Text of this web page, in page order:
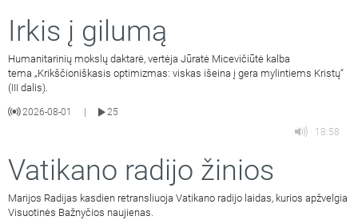
Irkis į gilumą
Humanitarinių mokslų daktarė, vertėja Jūratė Micevičiūtė kalba
tema „Krikščioniškasis optimizmas: viskas išeina į gera mylintiems Kristų“
(III dalis).
2026-08-01
25
18:58
Vatikano radijo žinios
Marijos Radijas kasdien retransliuoja Vatikano radijo laidas, kurios apžvelgia
Visuotinės Bažnyčios naujienas.